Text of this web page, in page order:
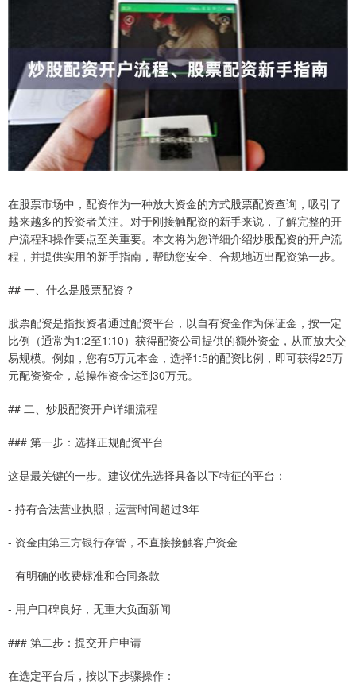
在股票市场中，配资作为一种放大资金的方式股票配资查询，吸引了
越来越多的投资者关注。对于刚接触配资的新手来说，了解完整的开
户流程和操作要点至关重要。本文将为您详细介绍炒股配资的开户流
程，并提供实用的新手指南，帮助您安全、合规地迈出配资第一步。
## 一、什么是股票配资？
股票配资是指投资者通过配资平台，以自有资金作为保证金，按一定
比例（通常为1:2至1:10）获得配资公司提供的额外资金，从而放大交
易规模。例如，您有5万元本金，选择1:5的配资比例，即可获得25万
元配资资金，总操作资金达到30万元。
## 二、炒股配资开户详细流程
### 第一步：选择正规配资平台
这是最关键的一步。建议优先选择具备以下特征的平台：
- 持有合法营业执照，运营时间超过3年
- 资金由第三方银行存管，不直接接触客户资金
- 有明确的收费标准和合同条款
- 用户口碑良好，无重大负面新闻
### 第二步：提交开户申请
在选定平台后，按以下步骤操作：